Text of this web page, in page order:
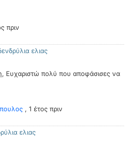
πριν
ελιας
Ευχαριστώ πολύ που αποφάσισες να
, 1 έτος πριν
ελιας